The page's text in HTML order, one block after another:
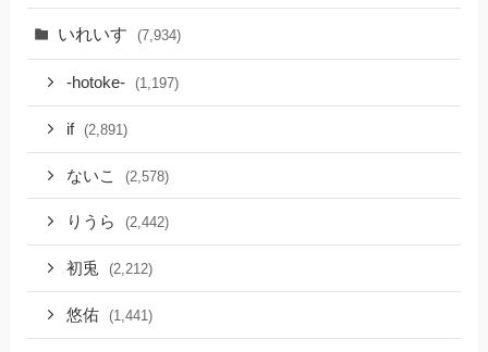
いれいす (7,934)
-hotoke- (1,197)
if (2,891)
ないこ (2,578)
りうら (2,442)
初兎 (2,212)
悠佑 (1,441)